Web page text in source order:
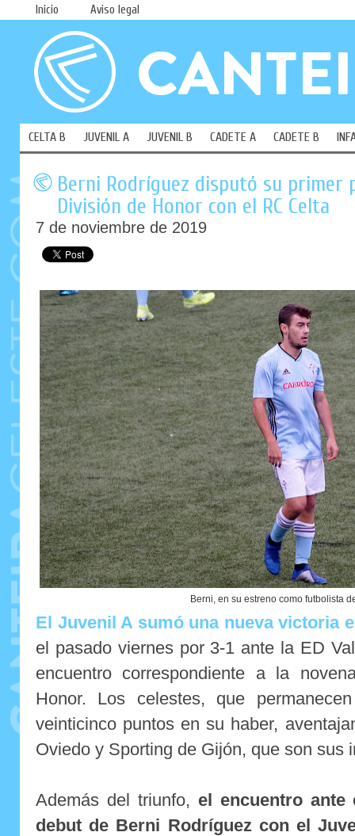
Inicio Aviso legal
CELTA B JUVENIL A JUVENIL B CADETE A CADETE B
Berni Rodríguez disputó su primer
División de Honor con el RC Celta
7 de noviembre de 2019
Berni, en su estreno como futbolista
El Juvenil A sumó una nueva victoria
el pasado viernes por 3-1 ante la ED
encuentro correspondiente a la
Honor. Los celestes, que
veinticinco puntos en su haber,
Oviedo y Sporting de Gijón, que son sus
Además del triunfo, el encuentro
debut de Berni Rodríguez con el